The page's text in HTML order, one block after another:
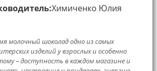
Химиченко Юлия
молочный шоколад одно из самых
изделий у взрослых и особенно
– доступность в каждом магазине и